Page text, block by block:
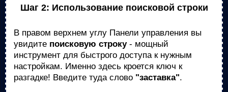
Шаг 2: Использование поисковой строки
В правом верхнем углу Панели управления вы
увидите поисковую строку- мощный
инструмент для быстрого доступа к нужным
настройкам. Именно здесь кроется ключ к
разгадке! Введите туда слово "заставка".